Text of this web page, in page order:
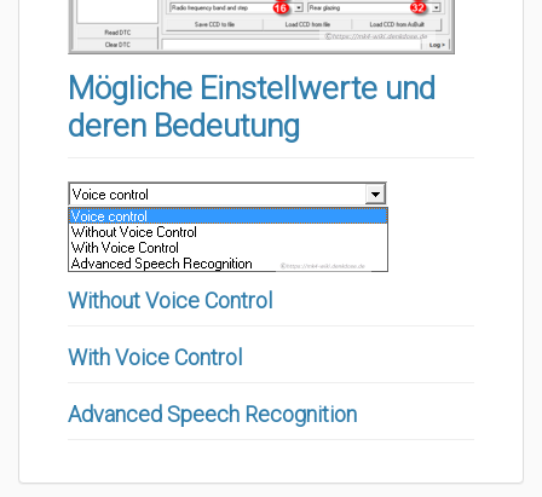
Mögliche Einstellwerte und
deren Bedeutung
Without Voice Control
With Voice Control
Advanced Speech Recognition